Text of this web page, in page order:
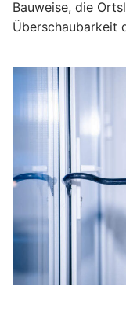
Bau­weise, die
Über­schau­bar­keit